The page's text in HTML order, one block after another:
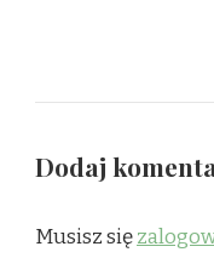
Dodaj
Musisz się